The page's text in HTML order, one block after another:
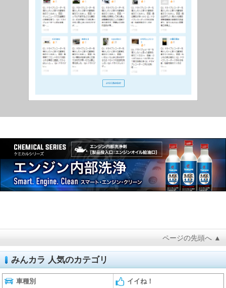
ページの先頭へ ▲
みんカラ 人気のカテゴリ
車種別 イイね！